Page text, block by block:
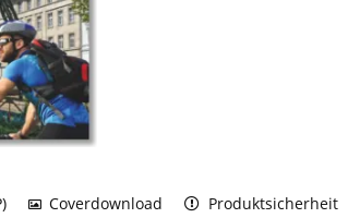
Coverdownload Produktsicherheit